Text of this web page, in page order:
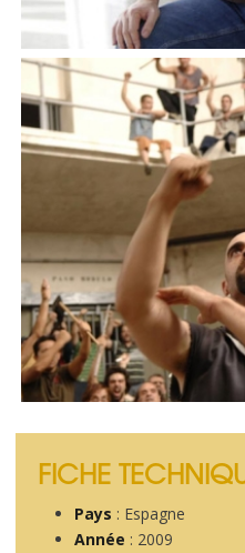
FICHE
Pays : Espagne
Année : 2009